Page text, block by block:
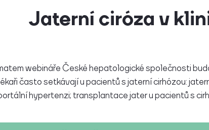
Jaterní ciróza v
webináře České hepatologické společnosti
často setkávají u pacientů s jaterní cirhózou:
hypertenzi; transplantace jater u pacientů s